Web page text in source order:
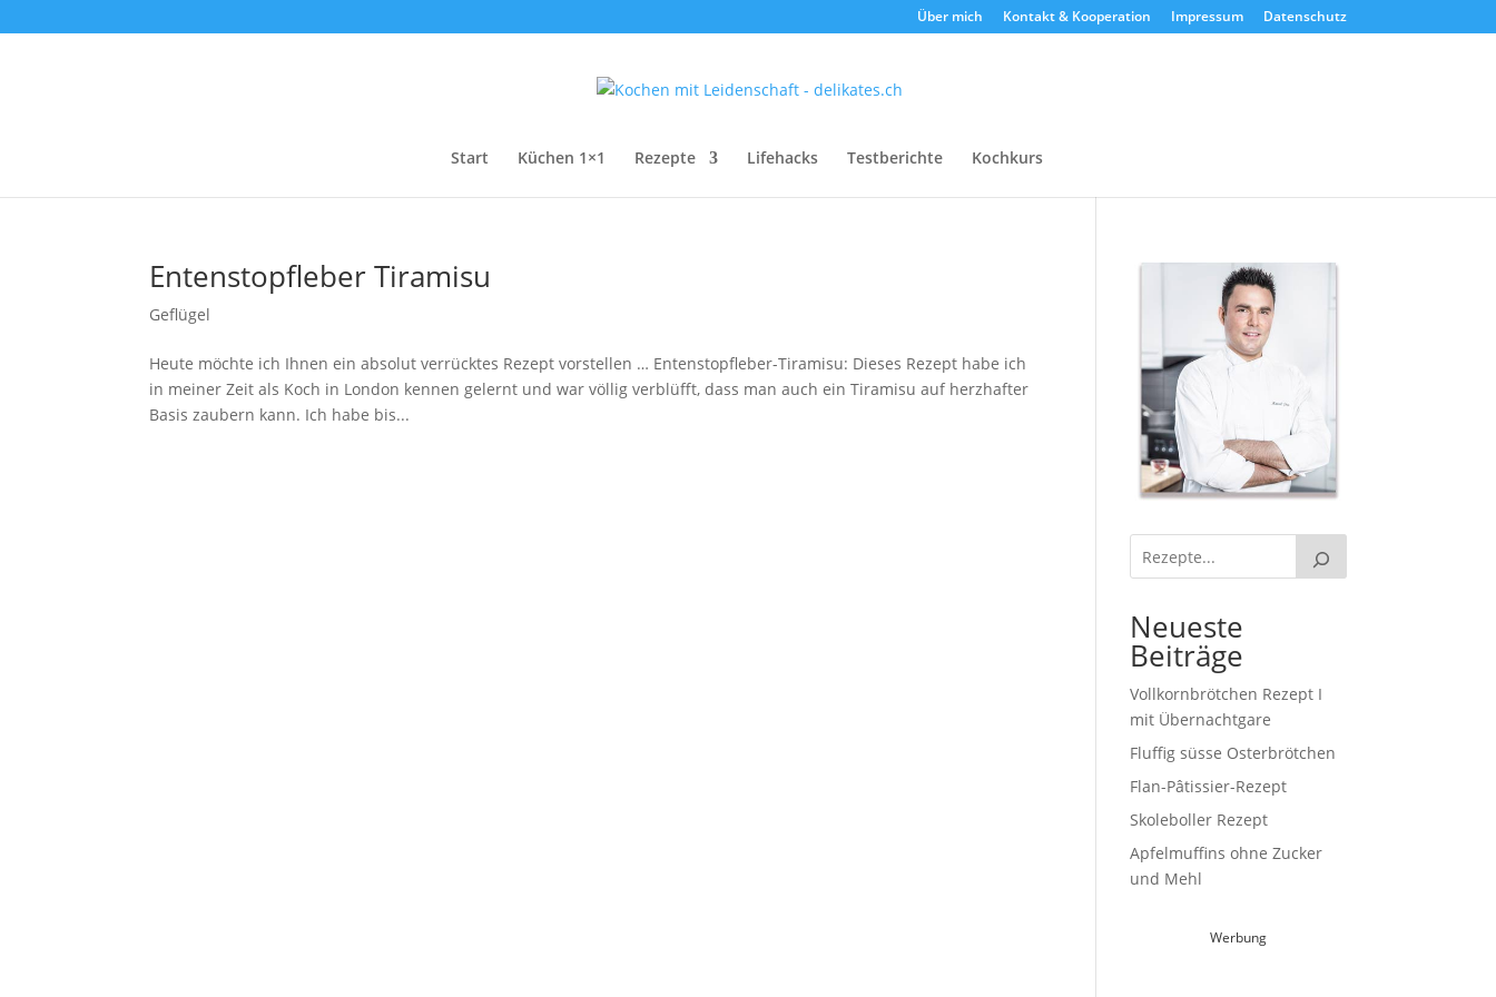
Über mich Kontakt & Kooperation Impressum Datenschutz
Start Küchen 1×1 Rezepte Lifehacks Testberichte Kochkurs
Entenstopfleber Tiramisu
Geflügel
Heute möchte ich Ihnen ein absolut verrücktes Rezept vorstellen … Entenstopfleber-Tiramisu: Dieses Rezept habe ich
in meiner Zeit als Koch in London kennen gelernt und war völlig verblüfft, dass man auch ein Tiramisu auf herzhafter
Basis zaubern kann. Ich habe bis...
Neueste
Beiträge
Vollkornbrötchen Rezept I
mit Übernachtgare
Fluffig süsse Osterbrötchen
Flan-Pâtissier-Rezept
Skoleboller Rezept
Apfelmuffins ohne Zucker
und Mehl
Werbung